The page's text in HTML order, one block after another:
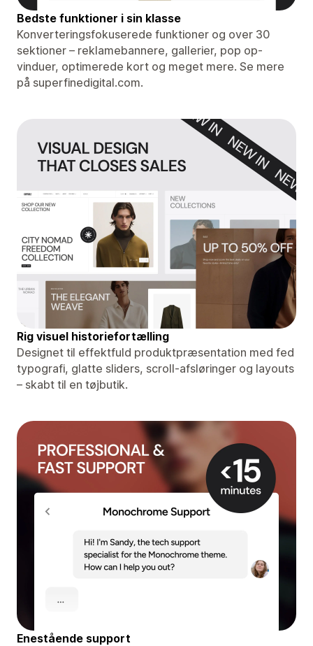
Bedste funktioner i sin klasse
Konverteringsfokuserede funktioner og over 30
sektioner – reklamebannere, gallerier, pop op-
vinduer, optimerede kort og meget mere. Se mere
på superfinedigital.com.
Rig visuel historiefortælling
Designet til effektfuld produktpræsentation med fed
typografi, glatte sliders, scroll-afsløringer og layouts
– skabt til en tøjbutik.
Enestående support